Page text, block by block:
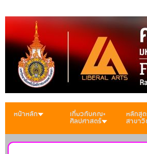
หน้าหลัก เกี่ยวกับคณะ
ศิลปศาสตร์
หลักสูต
สาขา